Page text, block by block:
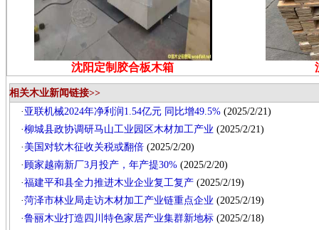
沈阳定制胶合板木箱
相关木业新闻链接>>
· 亚联机械2024年净利润1.54亿元 同比增49.5% (2025/2/21)
·柳城县政协调研马山工业园区木材加工产业 (2025/2/21)
· 美国对软木征收关税或翻倍 (2025/2/20)
· 顾家越南新厂3月投产，年产提30% (2025/2/20)
·福建平和县全力推进木业企业复工复产 (2025/2/19)
·菏泽市林业局走访木材加工产业链重点企业 (2025/2/19)
·鲁丽木业打造四川特色家居产业集群新地标 (2025/2/18)